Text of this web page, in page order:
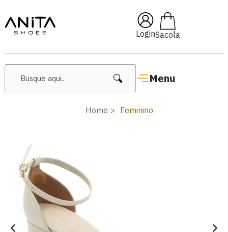
Login
Menu
🔥 Lançamentos Femininos
Home Feminino